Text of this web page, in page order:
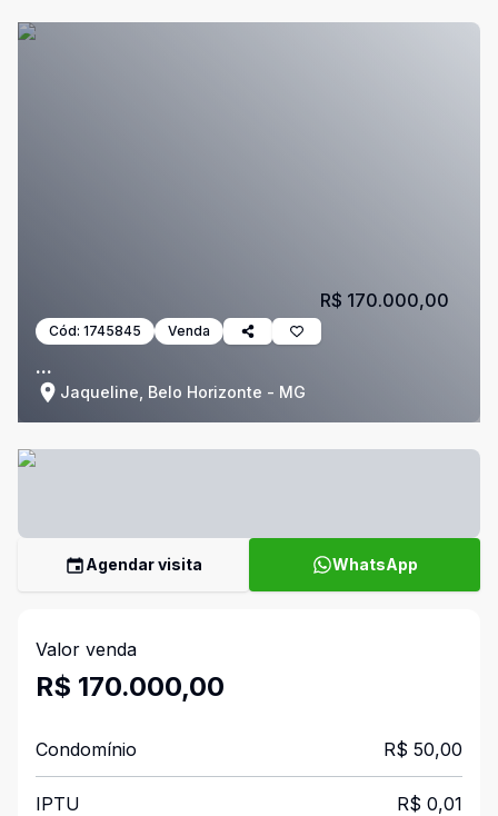
Cód: 1745845 Venda
...
Jaqueline, Belo Horizonte - MG
R$ 170.000,00
Agendar visita WhatsApp
Valor venda
R$ 170.000,00
Condomínio R$ 50,00
IPTU R$ 0,01